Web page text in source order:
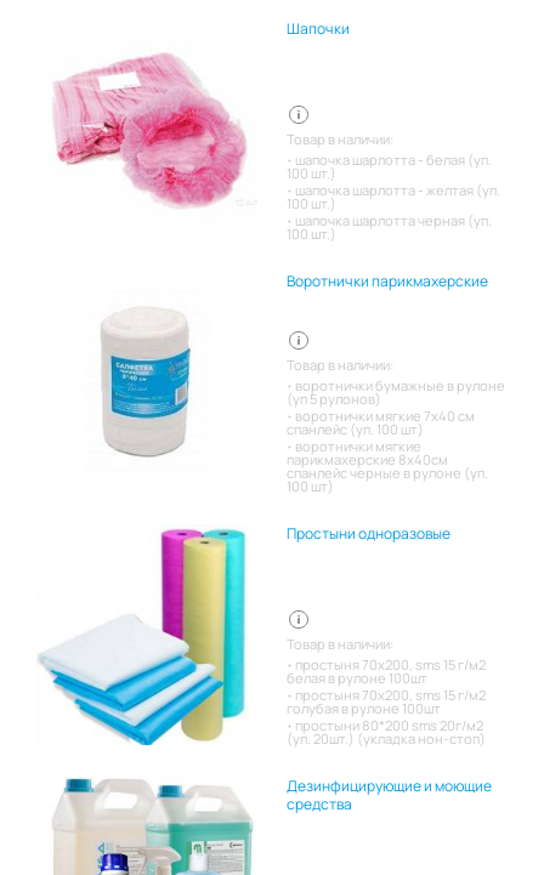
Шапочки
Товар в наличии:
шапочка шарлотта - белая (уп.
100 шт.)
шапочка шарлотта - желтая (уп.
100 шт.)
шапочка шарлотта черная (уп.
100 шт.)
Воротнички парикмахерские
Товар в наличии:
воротнички бумажные в рулоне
(уп 5 рулонов)
воротнички мягкие 7х40 см
спанлейс (уп. 100 шт)
воротнички мягкие
парикмахерские 8х40см
спанлейс черные в рулоне (уп.
100 шт)
Простыни одноразовые
Товар в наличии:
простыня 70х200, sms 15 г/м2
белая в рулоне 100шт
простыня 70х200, sms 15 г/м2
голубая в рулоне 100шт
простыни 80*200 sms 20г/м2
(уп. 20шт.) (укладка нон-стоп)
Дезинфицирующие и моющие
средства